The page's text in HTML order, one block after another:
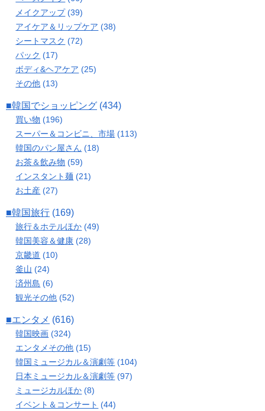
メイクアップ(39)
アイケア＆リップケア (38)
シートマスク (72)
パック (17)
ボディ&ヘアケア (25)
その他 (13)
■韓国でショッピング (434)
買い物 (196)
スーパー＆コンビニ、市場 (113)
韓国のパン屋さん (18)
お茶＆飲み物 (59)
インスタント麺 (21)
お土産 (27)
■韓国旅行 (169)
旅行＆ホテルほか (49)
韓国美容＆健康 (28)
京畿道 (10)
釜山 (24)
済州島 (6)
観光その他 (52)
■エンタメ (616)
韓国映画 (324)
エンタメその他 (15)
韓国ミュージカル＆演劇等 (104)
日本ミュージカル＆演劇等 (97)
ミュージカルほか (8)
イベント＆コンサート (44)